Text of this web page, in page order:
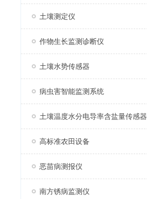
土壤测定仪
作物生长监测诊断仪
土壤水势传感器
病虫害智能监测系统
土壤温度水分电导率含盐量传感器
高标准农田设备
恶苗病测报仪
南方锈病监测仪